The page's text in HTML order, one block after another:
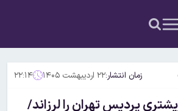
زمان انتشار:۲۲ اردیبهشت ۱۴۰۵ ۲۲:۱۴
لرزه ۳.۴ ریشتری پردیس تهران را لرزاند/